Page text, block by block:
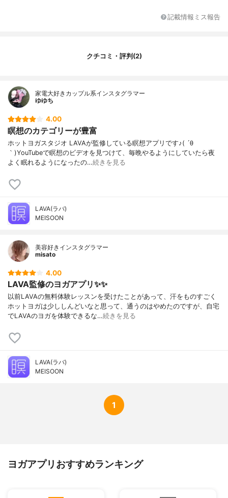
記載情報ミス報告
クチコミ・評判(2)
家電大好きカップル系インスタグラマー
ゆゆち
4.00
瞑想のカテゴリーが豊富
ホットヨガスタジオ LAVAが監修している瞑想アプリです♪( ´θ
｀)YouTubeで瞑想のビデオを見つけて、毎晩やるようにしていたら夜
よく眠れるようになったの…続きを見る
LAVA(ラバ)
MEISOON
美容好きインスタグラマー
misato
4.00
LAVA監修のヨガアプリ✨✨
以前LAVAの無料体験レッスンを受けたことがあって、汗をものすごく
ホットヨガは少ししんどいなと思って、通うのはやめたのですが、自宅
でLAVAのヨガを体験できるな…続きを見る
LAVA(ラバ)
MEISOON
1
ヨガアプリおすすめランキング